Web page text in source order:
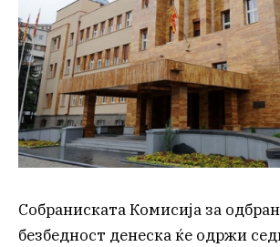
Собраниската Комисија за
безбедност денеска ќе одржи